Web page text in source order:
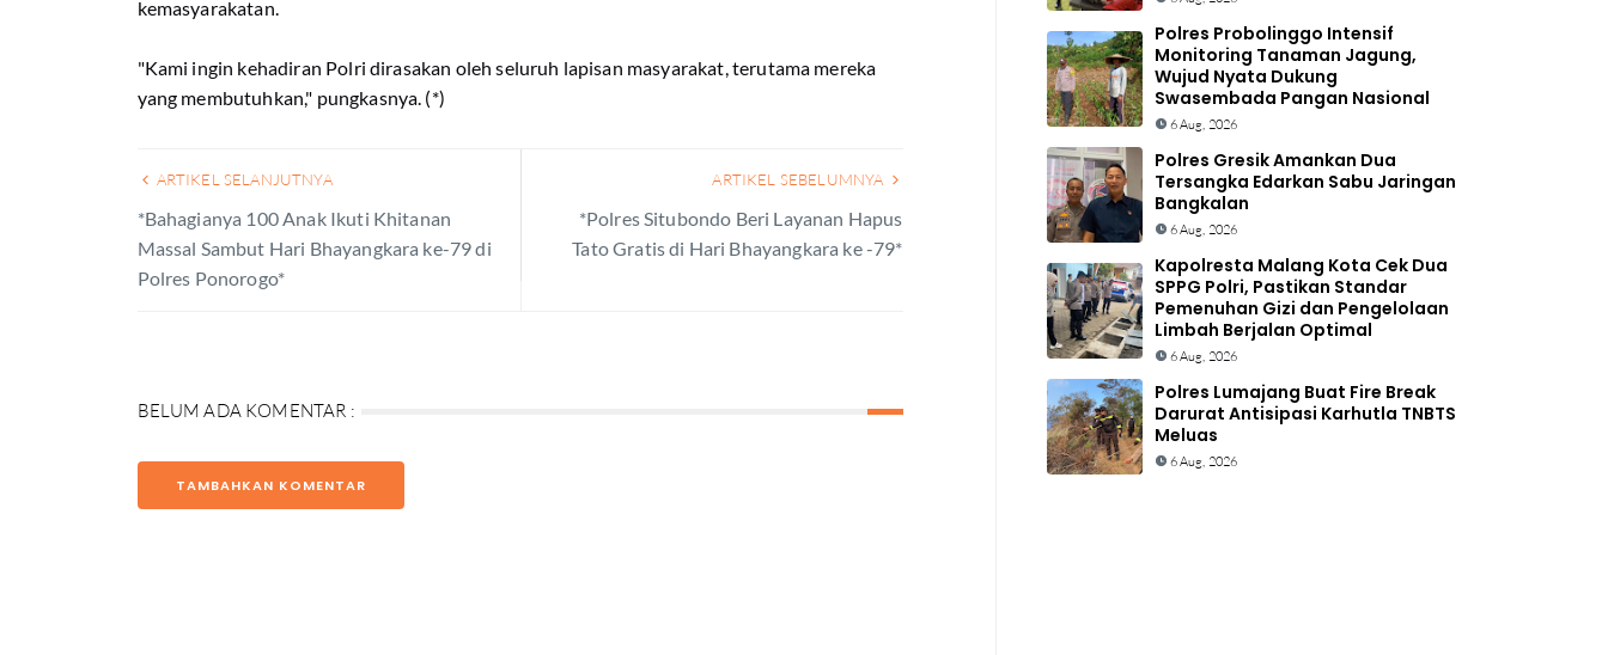
kemasyarakatan.
"Kami ingin kehadiran Polri dirasakan oleh seluruh lapisan masyarakat, terutama mereka
yang membutuhkan," pungkasnya. (*)
ARTIKEL SELANJUTNYA
*Bahagianya 100 Anak Ikuti Khitanan
Massal Sambut Hari Bhayangkara ke-79 di
Polres Ponorogo*
ARTIKEL SEBELUMNYA
*Polres Situbondo Beri Layanan Hapus
Tato Gratis di Hari Bhayangkara ke -79*
BELUM ADA KOMENTAR :
TAMBAHKAN KOMENTAR
Polres Probolinggo Intensif
Monitoring Tanaman Jagung,
Wujud Nyata Dukung
Swasembada Pangan Nasional
6 Aug, 2026
Polres Gresik Amankan Dua
Tersangka Edarkan Sabu Jaringan
Bangkalan
6 Aug, 2026
Kapolresta Malang Kota Cek Dua
SPPG Polri, Pastikan Standar
Pemenuhan Gizi dan Pengelolaan
Limbah Berjalan Optimal
6 Aug, 2026
Polres Lumajang Buat Fire Break
Darurat Antisipasi Karhutla TNBTS
Meluas
6 Aug, 2026